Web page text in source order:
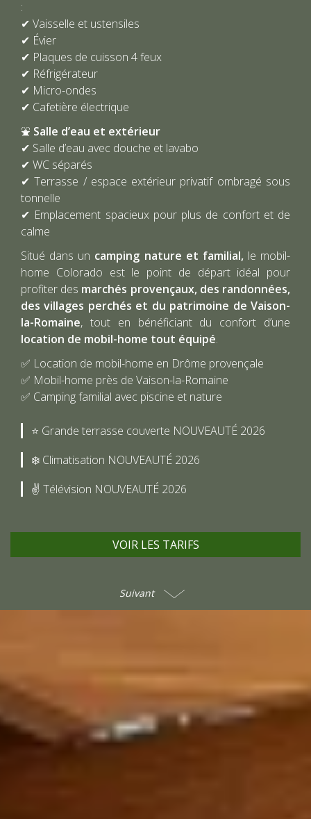
:
✔ Vaisselle et ustensiles
✔ Évier
✔ Plaques de cuisson 4 feux
✔ Réfrigérateur
✔ Micro-ondes
✔ Cafetière électrique
⛲ Salle d’eau et extérieur
✔ Salle d’eau avec douche et lavabo
✔ WC séparés
✔ Terrasse / espace extérieur privatif ombragé sous
tonnelle
✔ Emplacement spacieux pour plus de confort et de
calme
Situé dans un camping nature et familial,le mobil-
home Colorado est le point de départ idéal pour
profiter des marchés provençaux, des randonnées,
des villages perchés et du patrimoine de Vaison-
la-Romaine, tout en bénéficiant du confort d’une
location de mobil-home tout équipé.
✅ Location de mobil-home en Drôme provençale
✅ Mobil-home près de Vaison-la-Romaine
✅ Camping familial avec piscine et nature
⭐ Grande terrasse couverte NOUVEAUTÉ 2026
❄️ Climatisation NOUVEAUTÉ 2026
✌ Télévision NOUVEAUTÉ 2026
VOIR LES TARIFS
Suivant